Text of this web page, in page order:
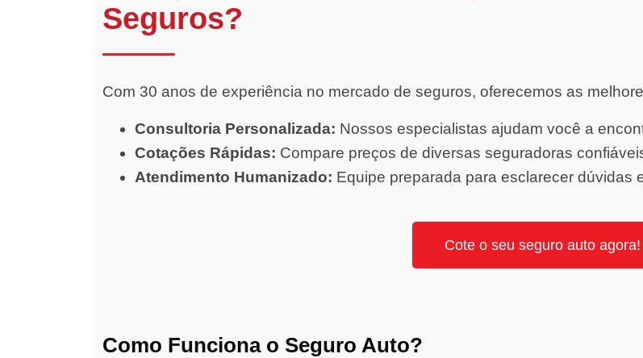
Seguros?
Com 30 anos de experiência no mercado de seguros, oferecemos as
Consultoria Personalizada: Nossos especialistas ajudam você a
Cotações Rápidas: Compare preços de diversas seguradoras
Atendimento Humanizado: Equipe preparada para esclarecer dúvidas
Cote o seu seguro auto agora!
Como Funciona o Seguro Auto?